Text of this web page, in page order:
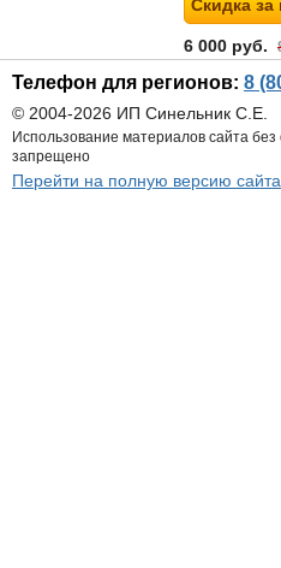
Скидка за
6 000 руб.
Телефон для регионов: 8
© 2004-2026 ИП Синельник С.Е.
Использование материалов сайта
запрещено
Перейти на полную версию сайта